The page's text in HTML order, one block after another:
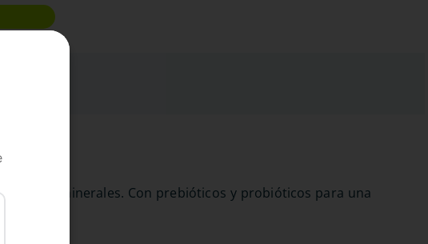
y minerales. Con prebióticos y probióticos para una